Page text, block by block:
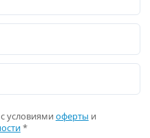
условиями оферты и
*